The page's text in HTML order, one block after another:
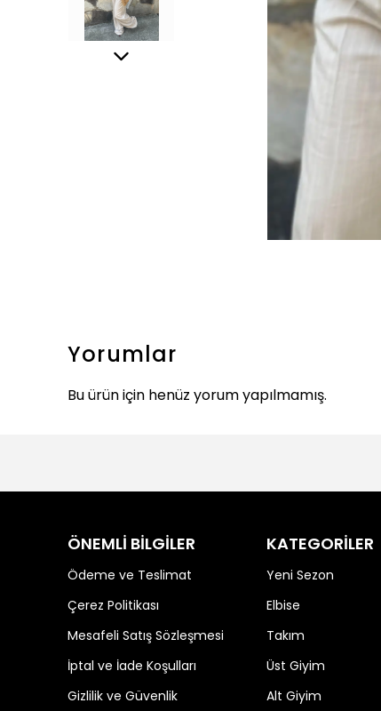
Yorumlar
Bu ürün için henüz yorum yapılmamış.
ÖNEMLİ BİLGİLER
Ödeme ve Teslimat
Çerez Politikası
Mesafeli Satış Sözleşmesi
İptal ve İade Koşulları
Gizlilik ve Güvenlik
KATEGORİLER
Yeni Sezon
Elbise
Takım
Üst Giyim
Alt Giyim